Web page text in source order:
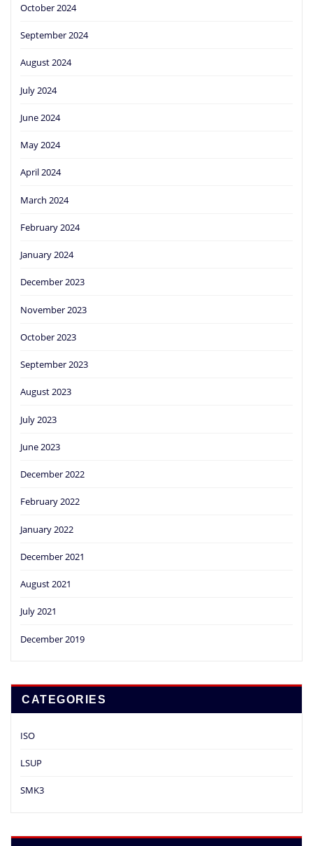
October 2024
September 2024
August 2024
July 2024
June 2024
May 2024
April 2024
March 2024
February 2024
January 2024
December 2023
November 2023
October 2023
September 2023
August 2023
July 2023
June 2023
December 2022
February 2022
January 2022
December 2021
August 2021
July 2021
December 2019
CATEGORIES
ISO
LSUP
SMK3